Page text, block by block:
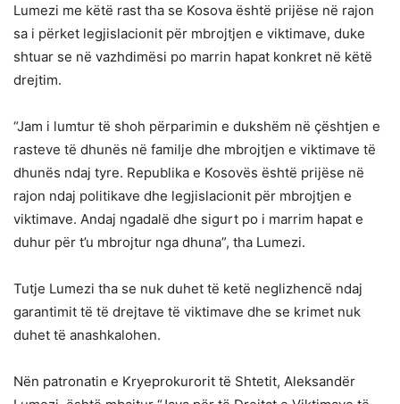
Lumezi me këtë rast tha se Kosova është prijëse në rajon
sa i përket legjislacionit për mbrojtjen e viktimave, duke
shtuar se në vazhdimësi po marrin hapat konkret në këtë
drejtim.
“Jam i lumtur të shoh përparimin e dukshëm në çështjen e
rasteve të dhunës në familje dhe mbrojtjen e viktimave të
dhunës ndaj tyre. Republika e Kosovës është prijëse në
rajon ndaj politikave dhe legjislacionit për mbrojtjen e
viktimave. Andaj ngadalë dhe sigurt po i marrim hapat e
duhur për t’u mbrojtur nga dhuna”, tha Lumezi.
Tutje Lumezi tha se nuk duhet të ketë neglizhencë ndaj
garantimit të të drejtave të viktimave dhe se krimet nuk
duhet të anashkalohen.
Nën patronatin e Kryeprokurorit të Shtetit, Aleksandër